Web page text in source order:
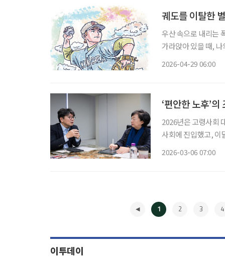
궤도를 이탈한
우산 속으로 내리는 폭포, 침묵하는 신
가라앉아 있을 때,
2026-04-29 06:00
‘편안한 노후’
2026년은 고령사회
사회에 진입했고, 이
2026-03-06 07:00
1 2 3 4
이투데이